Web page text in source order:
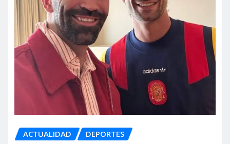
ACTUALIDAD DEPORTES